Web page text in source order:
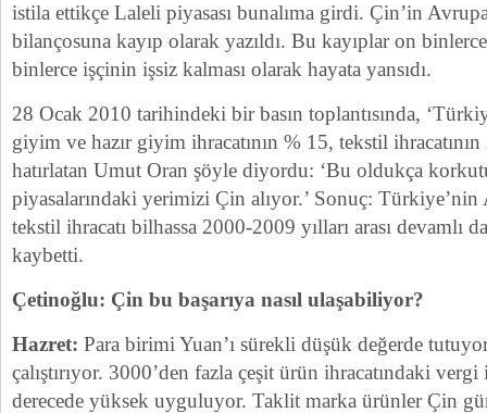
istila ettikçe Laleli piyasası bunalıma girdi. Çin’in
bilançosuna kayıp olarak yazıldı. Bu kayıplar on
binlerce işçinin işsiz kalması olarak hayata yansıdı.
28 Ocak 2010 tarihindeki bir basın toplantısında,
giyim ve hazır giyim ihracatının % 15, tekstil ihracatının
hatırlatan Umut Oran şöyle diyordu: ‘Bu oldukça
piyasalarındaki yerimizi Çin alıyor.’ Sonuç: Türkiye’nin
tekstil ihracatı bilhassa 2000-2009 yılları arası devamlı
kaybetti.
Çetinoğlu: Çin bu başarıya nasıl ulaşabiliyor?
Hazret: Para birimi Yuan’ı sürekli düşük değerde
çalıştırıyor. 3000’den fazla çeşit ürün ihracatındaki vergi
derecede yüksek uyguluyor. Taklit marka ürünler Çin